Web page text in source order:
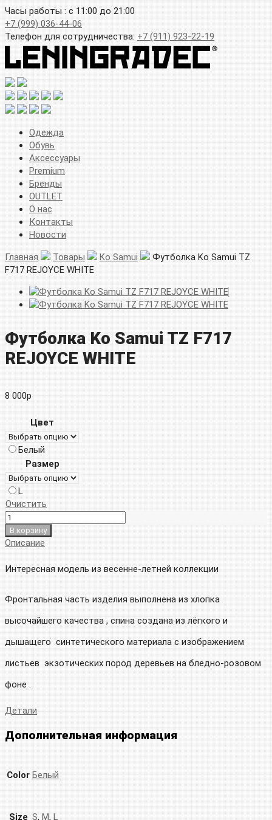
Часы работы : с 11:00 до 21:00
+7 (999) 036-44-06
Телефон для сотрудничества: +7 (911) 923-22-19
Одежда
Обувь
Аксессуары
Premium
Бренды
OUTLET
О нас
Контакты
Новости
Главная Товары Ko Samui
Футболка Ko Samui TZ
F717 REJOYCE WHITE
Футболка Ko Samui TZ F717
REJOYCE WHITE
8 000р
Цвет
Белый
Размер
L
Очистить
В корзину
Описание
Интересная модель из весенне-летней коллекции
Фронтальная часть изделия выполнена из хлопка
высочайшего качества , спина создана из лёгкого и
дышащего синтетического материала с изображением
листьев экзотических пород деревьев на бледно-розовом
фоне .
Детали
Дополнительная информация
Color Белый
Size S, M, L